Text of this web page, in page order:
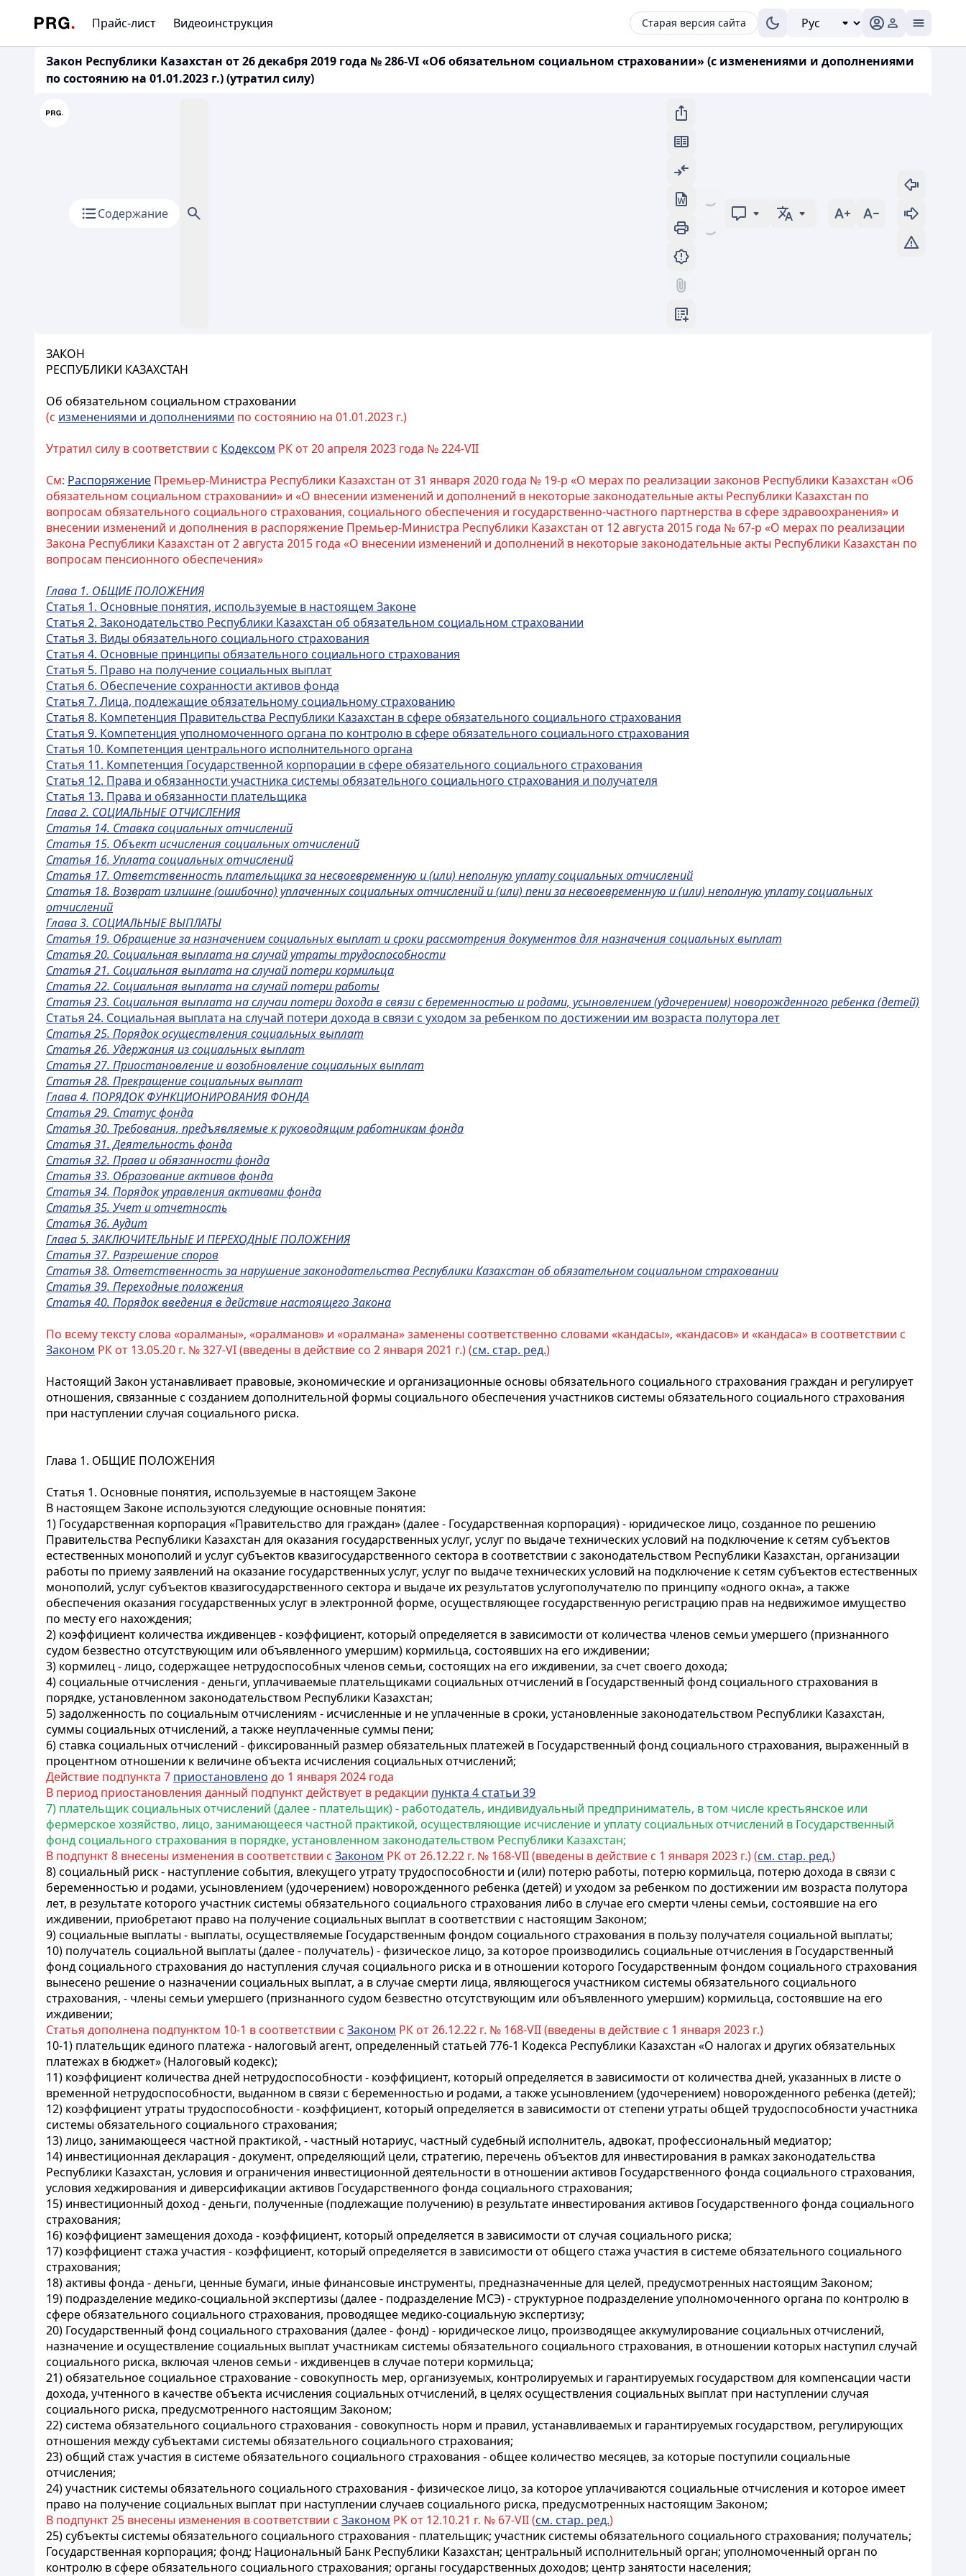
Прайс-лист Видеоинструкция Старая версия сайта
Закон Республики Казахстан от 26 декабря 2019 года № 286-VI «Об обязательном социальном страховании» (с изменениями и дополнениями
по состоянию на 01.01.2023 г.) (утратил силу)
Содержание
ЗАКОН
РЕСПУБЛИКИ КАЗАХСТАН
Об обязательном социальном страховании
(с изменениями и дополнениями по состоянию на 01.01.2023 г.)
Утратил силу в соответствии с Кодексом РК от 20 апреля 2023 года № 224-VII
См: Распоряжение Премьер-Министра Республики Казахстан от 31 января 2020 года № 19-р «О мерах по реализации законов Республики Казахстан «Об
обязательном социальном страховании» и «О внесении изменений и дополнений в некоторые законодательные акты Республики Казахстан по
вопросам обязательного социального страхования, социального обеспечения и государственно-частного партнерства в сфере здравоохранения» и
внесении изменений и дополнения в распоряжение Премьер-Министра Республики Казахстан от 12 августа 2015 года № 67-р «О мерах по реализации
Закона Республики Казахстан от 2 августа 2015 года «О внесении изменений и дополнений в некоторые законодательные акты Республики Казахстан по
вопросам пенсионного обеспечения»
Глава 1. ОБЩИЕ ПОЛОЖЕНИЯ
Статья 1. Основные понятия, используемые в настоящем Законе
Статья 2. Законодательство Республики Казахстан об обязательном социальном страховании
Статья 3. Виды обязательного социального страхования
Статья 4. Основные принципы обязательного социального страхования
Статья 5. Право на получение социальных выплат
Статья 6. Обеспечение сохранности активов фонда
Статья 7. Лица, подлежащие обязательному социальному страхованию
Статья 8. Компетенция Правительства Республики Казахстан в сфере обязательного социального страхования
Статья 9. Компетенция уполномоченного органа по контролю в сфере обязательного социального страхования
Статья 10. Компетенция центрального исполнительного органа
Статья 11. Компетенция Государственной корпорации в сфере обязательного социального страхования
Статья 12. Права и обязанности участника системы обязательного социального страхования и получателя
Статья 13. Права и обязанности плательщика
Глава 2. СОЦИАЛЬНЫЕ ОТЧИСЛЕНИЯ
Статья 14. Ставка социальных отчислений
Статья 15. Объект исчисления социальных отчислений
Статья 16. Уплата социальных отчислений
Статья 17. Ответственность плательщика за несвоевременную и (или) неполную уплату социальных отчислений
Статья 18. Возврат излишне (ошибочно) уплаченных социальных отчислений и (или) пени за несвоевременную и (или) неполную уплату социальных
отчислений
Глава 3. СОЦИАЛЬНЫЕ ВЫПЛАТЫ
Статья 19. Обращение за назначением социальных выплат и сроки рассмотрения документов для назначения социальных выплат
Статья 20. Социальная выплата на случай утраты трудоспособности
Статья 21. Социальная выплата на случай потери кормильца
Статья 22. Социальная выплата на случай потери работы
Статья 23. Социальная выплата на случаи потери дохода в связи с беременностью и родами, усыновлением (удочерением) новорожденного ребенка (детей)
Статья 24. Социальная выплата на случай потери дохода в связи с уходом за ребенком по достижении им возраста полутора лет
Статья 25. Порядок осуществления социальных выплат
Статья 26. Удержания из социальных выплат
Статья 27. Приостановление и возобновление социальных выплат
Статья 28. Прекращение социальных выплат
Глава 4. ПОРЯДОК ФУНКЦИОНИРОВАНИЯ ФОНДА
Статья 29. Статус фонда
Статья 30. Требования, предъявляемые к руководящим работникам фонда
Статья 31. Деятельность фонда
Статья 32. Права и обязанности фонда
Статья 33. Образование активов фонда
Статья 34. Порядок управления активами фонда
Статья 35. Учет и отчетность
Статья 36. Аудит
Глава 5. ЗАКЛЮЧИТЕЛЬНЫЕ И ПЕРЕХОДНЫЕ ПОЛОЖЕНИЯ
Статья 37. Разрешение споров
Статья 38. Ответственность за нарушение законодательства Республики Казахстан об обязательном социальном страховании
Статья 39. Переходные положения
Статья 40. Порядок введения в действие настоящего Закона
По всему тексту слова «оралманы», «оралманов» и «оралмана» заменены соответственно словами «кандасы», «кандасов» и «кандаса» в соответствии с
Законом РК от 13.05.20 г. № 327-VI (введены в действие со 2 января 2021 г.) (см. стар. ред.)
Настоящий Закон устанавливает правовые, экономические и организационные основы обязательного социального страхования граждан и регулирует
отношения, связанные с созданием дополнительной формы социального обеспечения участников системы обязательного социального страхования
при наступлении случая социального риска.
Глава 1. ОБЩИЕ ПОЛОЖЕНИЯ
Статья 1. Основные понятия, используемые в настоящем Законе
В настоящем Законе используются следующие основные понятия:
1) Государственная корпорация «Правительство для граждан» (далее - Государственная корпорация) - юридическое лицо, созданное по решению
Правительства Республики Казахстан для оказания государственных услуг, услуг по выдаче технических условий на подключение к сетям субъектов
естественных монополий и услуг субъектов квазигосударственного сектора в соответствии с законодательством Республики Казахстан, организации
работы по приему заявлений на оказание государственных услуг, услуг по выдаче технических условий на подключение к сетям субъектов естественных
монополий, услуг субъектов квазигосударственного сектора и выдаче их результатов услугополучателю по принципу «одного окна», а также
обеспечения оказания государственных услуг в электронной форме, осуществляющее государственную регистрацию прав на недвижимое имущество
по месту его нахождения;
2) коэффициент количества иждивенцев - коэффициент, который определяется в зависимости от количества членов семьи умершего (признанного
судом безвестно отсутствующим или объявленного умершим) кормильца, состоявших на его иждивении;
3) кормилец - лицо, содержащее нетрудоспособных членов семьи, состоящих на его иждивении, за счет своего дохода;
4) социальные отчисления - деньги, уплачиваемые плательщиками социальных отчислений в Государственный фонд социального страхования в
порядке, установленном законодательством Республики Казахстан;
5) задолженность по социальным отчислениям - исчисленные и не уплаченные в сроки, установленные законодательством Республики Казахстан,
суммы социальных отчислений, а также неуплаченные суммы пени;
6) ставка социальных отчислений - фиксированный размер обязательных платежей в Государственный фонд социального страхования, выраженный в
процентном отношении к величине объекта исчисления социальных отчислений;
Действие подпункта 7 приостановлено до 1 января 2024 года
В период приостановления данный подпункт действует в редакции пункта 4 статьи 39
7) плательщик социальных отчислений (далее - плательщик) - работодатель, индивидуальный предприниматель, в том числе крестьянское или
фермерское хозяйство, лицо, занимающееся частной практикой, осуществляющие исчисление и уплату социальных отчислений в Государственный
фонд социального страхования в порядке, установленном законодательством Республики Казахстан;
В подпункт 8 внесены изменения в соответствии с Законом РК от 26.12.22 г. № 168-VII (введены в действие с 1 января 2023 г.) (см. стар. ред.)
8) социальный риск - наступление события, влекущего утрату трудоспособности и (или) потерю работы, потерю кормильца, потерю дохода в связи с
беременностью и родами, усыновлением (удочерением) новорожденного ребенка (детей) и уходом за ребенком по достижении им возраста полутора
лет, в результате которого участник системы обязательного социального страхования либо в случае его смерти члены семьи, состоявшие на его
иждивении, приобретают право на получение социальных выплат в соответствии с настоящим Законом;
9) социальные выплаты - выплаты, осуществляемые Государственным фондом социального страхования в пользу получателя социальной выплаты;
10) получатель социальной выплаты (далее - получатель) - физическое лицо, за которое производились социальные отчисления в Государственный
фонд социального страхования до наступления случая социального риска и в отношении которого Государственным фондом социального страхования
вынесено решение о назначении социальных выплат, а в случае смерти лица, являющегося участником системы обязательного социального
страхования, - члены семьи умершего (признанного судом безвестно отсутствующим или объявленного умершим) кормильца, состоявшие на его
иждивении;
Статья дополнена подпунктом 10-1 в соответствии с Законом РК от 26.12.22 г. № 168-VII (введены в действие с 1 января 2023 г.)
10-1) плательщик единого платежа - налоговый агент, определенный статьей 776-1 Кодекса Республики Казахстан «О налогах и других обязательных
платежах в бюджет» (Налоговый кодекс);
11) коэффициент количества дней нетрудоспособности - коэффициент, который определяется в зависимости от количества дней, указанных в листе о
временной нетрудоспособности, выданном в связи с беременностью и родами, а также усыновлением (удочерением) новорожденного ребенка (детей);
12) коэффициент утраты трудоспособности - коэффициент, который определяется в зависимости от степени утраты общей трудоспособности участника
системы обязательного социального страхования;
13) лицо, занимающееся частной практикой, - частный нотариус, частный судебный исполнитель, адвокат, профессиональный медиатор;
14) инвестиционная декларация - документ, определяющий цели, стратегию, перечень объектов для инвестирования в рамках законодательства
Республики Казахстан, условия и ограничения инвестиционной деятельности в отношении активов Государственного фонда социального страхования,
условия хеджирования и диверсификации активов Государственного фонда социального страхования;
15) инвестиционный доход - деньги, полученные (подлежащие получению) в результате инвестирования активов Государственного фонда социального
страхования;
16) коэффициент замещения дохода - коэффициент, который определяется в зависимости от случая социального риска;
17) коэффициент стажа участия - коэффициент, который определяется в зависимости от общего стажа участия в системе обязательного социального
страхования;
18) активы фонда - деньги, ценные бумаги, иные финансовые инструменты, предназначенные для целей, предусмотренных настоящим Законом;
19) подразделение медико-социальной экспертизы (далее - подразделение МСЭ) - структурное подразделение уполномоченного органа по контролю в
сфере обязательного социального страхования, проводящее медико-социальную экспертизу;
20) Государственный фонд социального страхования (далее - фонд) - юридическое лицо, производящее аккумулирование социальных отчислений,
назначение и осуществление социальных выплат участникам системы обязательного социального страхования, в отношении которых наступил случай
социального риска, включая членов семьи - иждивенцев в случае потери кормильца;
21) обязательное социальное страхование - совокупность мер, организуемых, контролируемых и гарантируемых государством для компенсации части
дохода, учтенного в качестве объекта исчисления социальных отчислений, в целях осуществления социальных выплат при наступлении случая
социального риска, предусмотренного настоящим Законом;
22) система обязательного социального страхования - совокупность норм и правил, устанавливаемых и гарантируемых государством, регулирующих
отношения между субъектами системы обязательного социального страхования;
23) общий стаж участия в системе обязательного социального страхования - общее количество месяцев, за которые поступили социальные
отчисления;
24) участник системы обязательного социального страхования - физическое лицо, за которое уплачиваются социальные отчисления и которое имеет
право на получение социальных выплат при наступлении случаев социального риска, предусмотренных настоящим Законом;
В подпункт 25 внесены изменения в соответствии с Законом РК от 12.10.21 г. № 67-VII (см. стар. ред.)
25) субъекты системы обязательного социального страхования - плательщик; участник системы обязательного социального страхования; получатель;
Государственная корпорация; фонд; Национальный Банк Республики Казахстан; центральный исполнительный орган; уполномоченный орган по
контролю в сфере обязательного социального страхования; органы государственных доходов; центр занятости населения;